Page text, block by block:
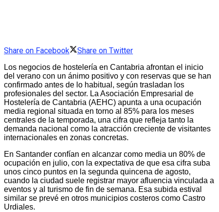
Share on Facebook Share on Twitter
Los negocios de hostelería en Cantabria afrontan el inicio
del verano con un ánimo positivo y con reservas que se han
confirmado antes de lo habitual, según trasladan los
profesionales del sector. La Asociación Empresarial de
Hostelería de Cantabria (AEHC) apunta a una ocupación
media regional situada en torno al 85% para los meses
centrales de la temporada, una cifra que refleja tanto la
demanda nacional como la atracción creciente de visitantes
internacionales en zonas concretas.
En Santander confían en alcanzar como media un 80% de
ocupación en julio, con la expectativa de que esa cifra suba
unos cinco puntos en la segunda quincena de agosto,
cuando la ciudad suele registrar mayor afluencia vinculada a
eventos y al turismo de fin de semana. Esa subida estival
similar se prevé en otros municipios costeros como Castro
Urdiales.